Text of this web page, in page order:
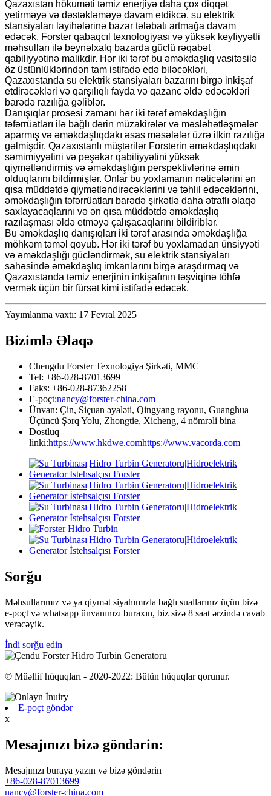
Qazaxıstan hökuməti təmiz enerjiyə daha çox diqqət
yetirməyə və dəstəkləməyə davam etdikcə, su elektrik
stansiyaları layihələrinə bazar tələbatı artmağa davam
edəcək. Forster qabaqcıl texnologiyası və yüksək keyfiyyətli
məhsulları ilə beynəlxalq bazarda güclü rəqabət
qabiliyyətinə malikdir. Hər iki tərəf bu əməkdaşlıq vasitəsilə
öz üstünlüklərindən tam istifadə edə biləcəkləri,
Qazaxıstanda su elektrik stansiyaları bazarını birgə inkişaf
etdirəcəkləri və qarşılıqlı fayda və qazanc əldə edəcəkləri
barədə razılığa gəliblər.
Danışıqlar prosesi zamanı hər iki tərəf əməkdaşlığın
təfərrüatları ilə bağlı dərin müzakirələr və məsləhətləşmələr
aparmış və əməkdaşlıqdakı əsas məsələlər üzrə ilkin razılığa
gəlmişdir. Qazaxıstanlı müştərilər Forsterin əməkdaşlıqdakı
səmimiyyətini və peşəkar qabiliyyətini yüksək
qiymətləndirmiş və əməkdaşlığın perspektivlərinə əmin
olduqlarını bildirmişlər. Onlar bu yoxlamanın nəticələrini ən
qısa müddətdə qiymətləndirəcəklərini və təhlil edəcəklərini,
əməkdaşlığın təfərrüatları barədə şirkətlə daha ətraflı əlaqə
saxlayacaqlarını və ən qısa müddətdə əməkdaşlıq
razılaşması əldə etməyə çalışacaqlarını bildiriblər.
Bu əməkdaşlıq danışıqları iki tərəf arasında əməkdaşlığa
möhkəm təməl qoyub. Hər iki tərəf bu yoxlamadan ünsiyyəti
və əməkdaşlığı gücləndirmək, su elektrik stansiyaları
sahəsində əməkdaşlıq imkanlarını birgə araşdırmaq və
Qazaxıstanda təmiz enerjinin inkişafının təşviqinə töhfə
vermək üçün bir fürsət kimi istifadə edəcək.
Yayımlanma vaxtı: 17 Fevral 2025
Bizimlə Əlaqə
Chengdu Forster Texnologiya Şirkəti, MMC
Tel: +86-028-87013699
Faks: +86-028-87362258
E-poçt:nancy@forster-china.com
Ünvan: Çin, Siçuan əyaləti, Qingyang rayonu, Guanghua
Üçüncü Şərq Yolu, Zhongtie, Xicheng, 4 nömrəli bina
Dostluq
linki:https://www.hkdwe.comhttps://www.vacorda.com
Sorğu
Məhsullarımız və ya qiymət siyahımızla bağlı suallarınız üçün bizə
e-poçt və whatsapp ünvanınızı buraxın, biz sizə 8 saat ərzində cavab
verəcəyik.
İndi sorğu edin
© Müəllif hüquqları - 2020-2022: Bütün hüquqlar qorunur.
E-poçt göndər
x
Mesajınızı bizə göndərin:
Mesajınızı buraya yazın və bizə göndərin
+86-028-87013699
nancy@forster-china.com